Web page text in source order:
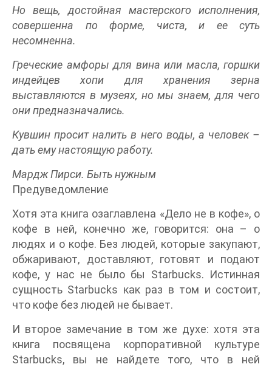
Но вещь, достойная мастерского исполнения,
совершенна по форме, чиста, и ее суть
несомненна.
Греческие амфоры для вина или масла, горшки
индейцев хопи для хранения зерна
выставляются в музеях, но мы знаем, для чего
они предназначались.
Кувшин просит налить в него воды, а человек –
дать ему настоящую работу.
Мардж Пирси. Быть нужным
Предуведомление
Хотя эта книга озаглавлена «Дело не в кофе», о
кофе в ней, конечно же, говорится: она – о
людях и о кофе. Без людей, которые закупают,
обжаривают, доставляют, готовят и подают
кофе, у нас не было бы Starbucks. Истинная
сущность Starbucks как раз в том и состоит,
что кофе без людей не бывает.
И второе замечание в том же духе: хотя эта
книга посвящена корпоративной культуре
Starbucks, вы не найдете того, что в ней